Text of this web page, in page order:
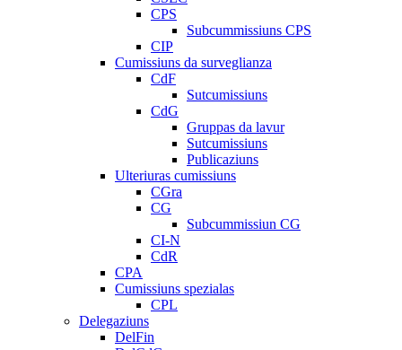
CPS
Subcummissiuns CPS
CIP
Cumissiuns da surveglianza
CdF
Sutcumissiuns
CdG
Gruppas da lavur
Sutcumissiuns
Publicaziuns
Ulteriuras cumissiuns
CGra
CG
Subcummissiun CG
CI-N
CdR
CPA
Cumissiuns spezialas
CPL
Delegaziuns
DelFin